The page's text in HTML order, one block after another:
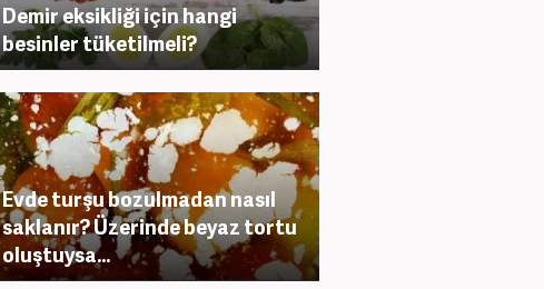
Demir eksikliği için hangi
besinler tüketilmeli?
Evde turşu bozulmadan nasıl
saklanır? Üzerinde beyaz tortu
oluştuysa...